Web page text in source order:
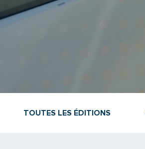
TOUTES LES ÉDITIONS